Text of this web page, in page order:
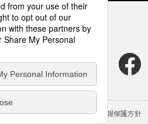
クッキーポリシー 個人情報保護方針